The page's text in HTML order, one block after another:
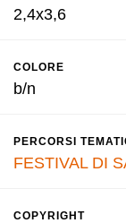
2,4x3,6
COLORE
b/n
PERCORSI
FESTIVAL DI
COPYRIGHT